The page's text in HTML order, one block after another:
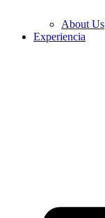
About Us
Experiencia